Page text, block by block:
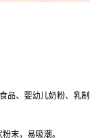
品、婴幼儿奶粉、乳制
末，易吸潮。